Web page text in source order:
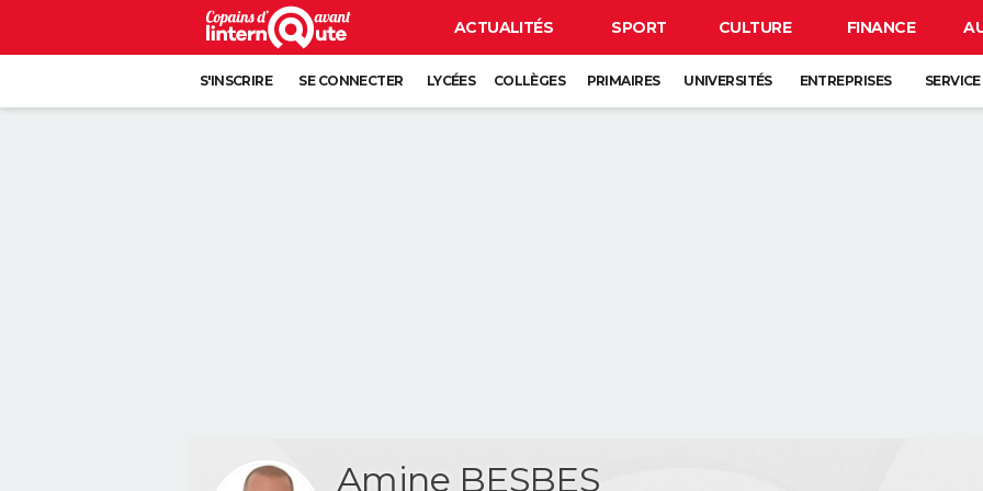
ACTUALITÉS SPORT CULTURE FINANCE
S'INSCRIRE SE CONNECTER LYCÉES COLLÈGES PRIMAIRES UNIVERSITÉS ENTREPRISES
Amine BESBES